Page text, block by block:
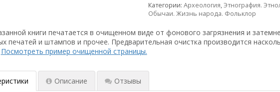
Категории: Археология,Этнография.
Обычаи. Жизнь народа. Фольклор
книги печатается в очищенном виде от фонового загрязнения и
печатей и штампов и прочее. Предварительная очистка производится
Посмотреть пример очищенной страницы.
Описание Отзывы